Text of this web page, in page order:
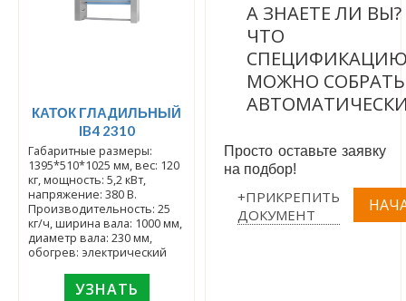
КАТОК ГЛАДИЛЬНЫЙ
IB4 2310
Габаритные размеры:
1395*510*1025 мм, вес: 120
кг, мощность: 5,2 кВт,
напряжение: 380 В.
Производительность: 25
кг/ч, ширина вала: 1000 мм,
диаметр вала: 230 мм,
обогрев: электрический
УЗНАТЬ
А ЗНАЕТЕ ЛИ ВЫ?
ЧТО
МОЖНО СОБРАТЬ
Просто оставьте заявку
на подбор!
+ПРИКРЕПИТЬ
ДОКУМЕНТ